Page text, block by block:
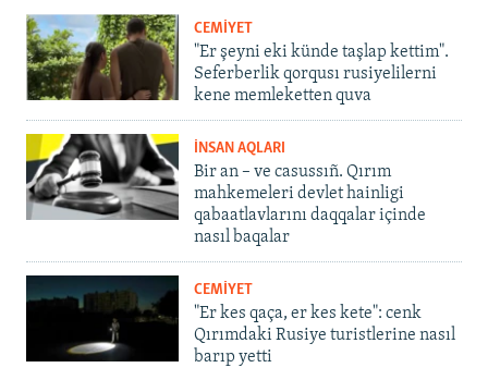
CEMİYET
"Er şeyni eki künde taşlap kettim".
Seferberlik qorqusı rusiyelilerni
kene memleketten quva
İNSAN AQLARI
Bir an – ve casussıñ. Qırım
mahkemeleri devlet hainligi
qabaatlavlarını daqqalar içinde
nasıl baqalar
CEMİYET
"Er kes qaça, er kes kete": cenk
Qırımdaki Rusiye turistlerine nasıl
barıp yetti